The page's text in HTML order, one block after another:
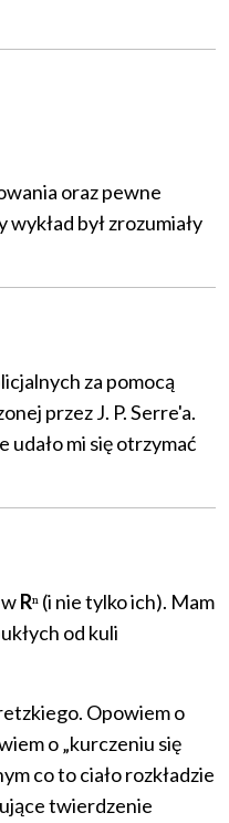
oraz pewne
był zrozumiały
za pomocą
przez J. P. Serre'a.
mi się otrzymać
Rⁿ (i nie tylko ich). Mam
od kuli
Opowiem o
o „kurczeniu się
co to ciało rozkładzie
twierdzenie